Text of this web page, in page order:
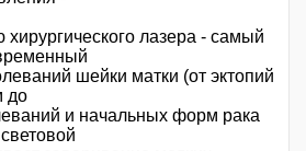
лазера - самый
шейки матки (от эктопий
до
и начальных форм рака